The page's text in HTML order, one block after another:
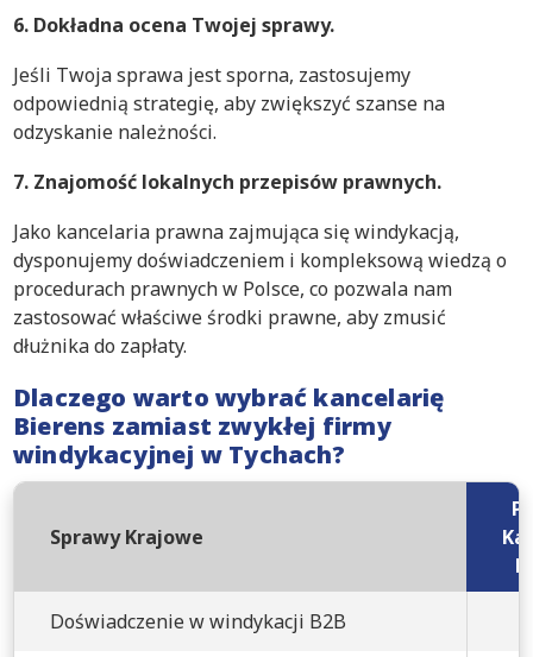
6. Dokładna ocena Twojej sprawy.
Jeśli Twoja sprawa jest sporna, zastosujemy
odpowiednią strategię, aby zwiększyć szanse na
odzyskanie należności.
7. Znajomość lokalnych przepisów prawnych.
Jako kancelaria prawna zajmująca się windykacją,
dysponujemy doświadczeniem i kompleksową wiedzą o
procedurach prawnych w Polsce, co pozwala nam
zastosować właściwe środki prawne, aby zmusić
dłużnika do zapłaty.
Dlaczego warto wybrać kancelarię
Bierens zamiast zwykłej firmy
windykacyjnej w Tychach?
Sprawy Krajowe
Doświadczenie w windykacji B2B